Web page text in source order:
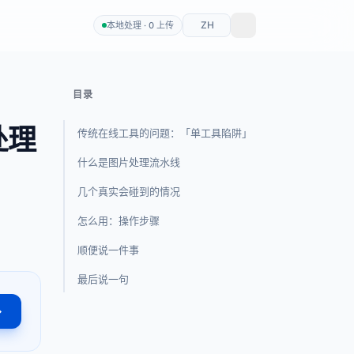
本地处理 · 0 上传 ZH
理
目录
传统在线工具的问题：「单工具陷阱」
什么是图片处理流水线
几个真实会碰到的情况
怎么用：操作步骤
顺便说一件事
最后说一句